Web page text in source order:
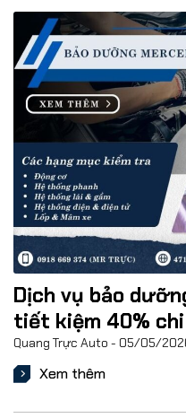
Dịch vụ bảo
tiết kiệm 40%
Quang Trực Auto 05/05/
Xem thêm